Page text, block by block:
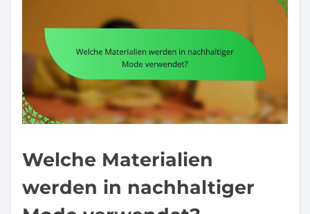
Welche Materialien
werden in nachhaltiger